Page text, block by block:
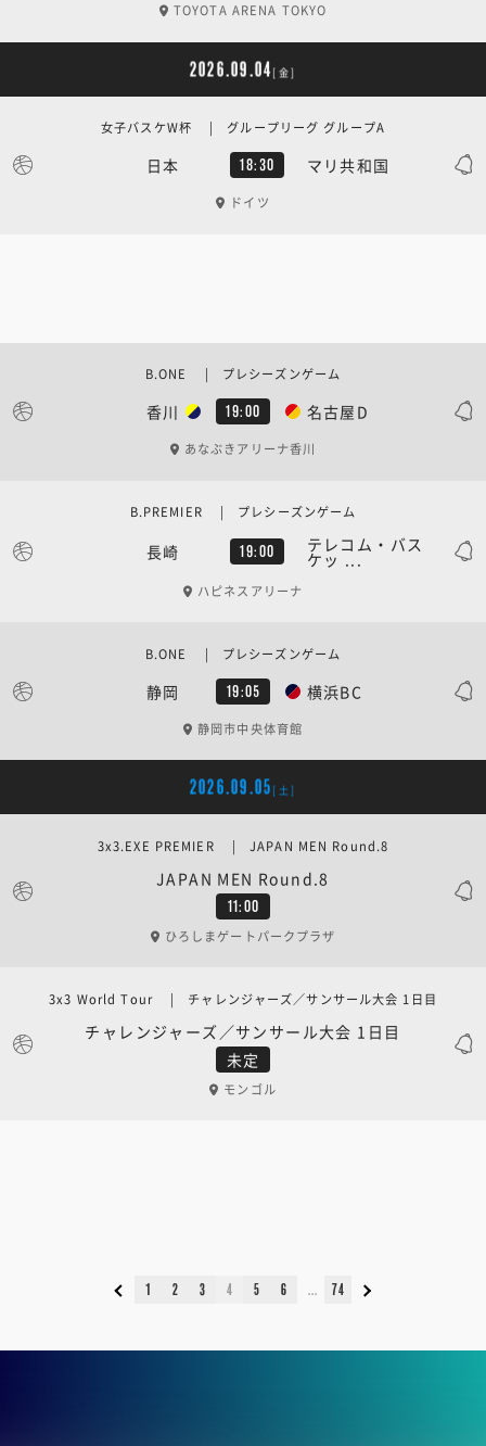
TOYOTA ARENA TOKYO
2026.09.04 [金]
日本 18:30 マリ共和国
女子バスケW杯 | グループリーグ グループA
ドイツ
香川 19:00 名古屋D
B.ONE | プレシーズンゲーム
あなぶきアリーナ香川
長崎 19:00 テレコム・バス
ケッ ...
B.PREMIER | プレシーズンゲーム
ハピネスアリーナ
静岡 19:05 横浜BC
B.ONE | プレシーズンゲーム
静岡市中央体育館
2026.09.05 [土]
11:00
JAPAN MEN Round.8
3x3.EXE PREMIER | JAPAN MEN Round.8
ひろしまゲートパークプラザ
未定
チャレンジャーズ／サンサール大会 1日目
3x3 World Tour | チャレンジャーズ／サンサール大会 1日目
モンゴル
1 2 3 4 5 6 74